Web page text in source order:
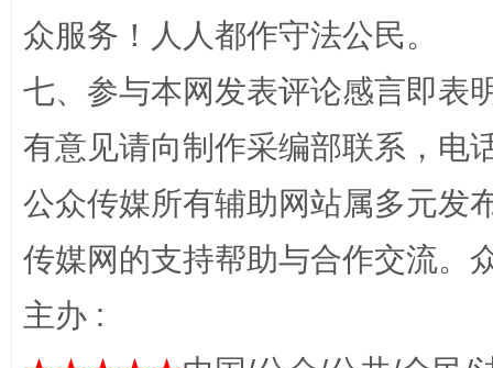
在谋一域中谋全局
众服务！人人都作守法公民。
七、参与本网发表评论感言即表
有意见请向制作采编部联系，电
公众传媒所有辅助网站属多元发
传媒网的支持帮助与合作交流。
主办 :